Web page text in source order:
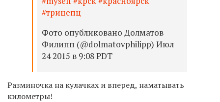
#трицепц
Фото опубликовано Долматов
Филипп (@dolmatovphilipp) Июл
24 2015 в 9:08 PDT
Разминочка на кулачках и вперед, наматывать
километры!